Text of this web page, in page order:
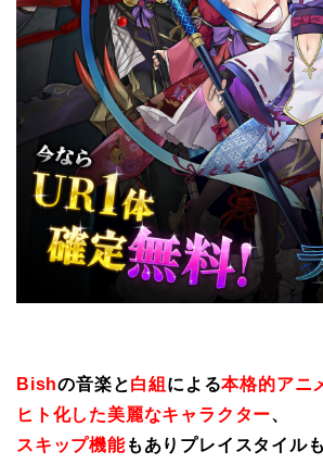
Bishの音楽と白組 による本格的アニ
ヒト化した美麗なキャラクター、
スキップ機能もありプレイスタイルも